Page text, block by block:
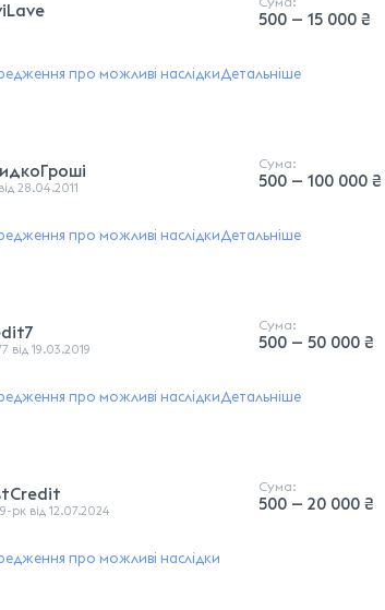
500 — 15 000 ₴
про можливі наслідкиДетальніше
28.04.2011
Сума:
500 — 100 000 ₴
про можливі наслідкиДетальніше
від 19.03.2019
Сума:
500 — 50 000 ₴
про можливі наслідкиДетальніше
рк від 12.07.2024
Сума:
500 — 20 000 ₴
про можливі наслідки